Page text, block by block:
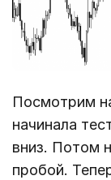
Посмотрим
начинала
вниз. Потом
пробой.